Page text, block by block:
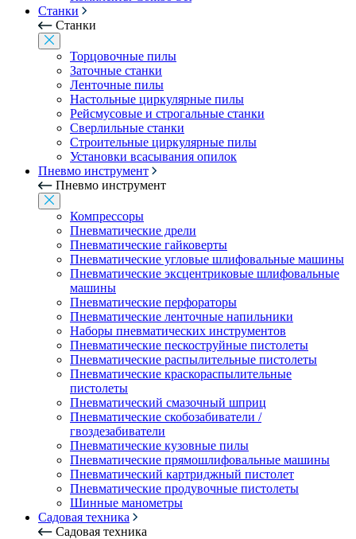
Станки
Станки
Торцовочные пилы
Заточные станки
Ленточные пилы
Настольные циркулярные пилы
Рейсмусовые и строгальные станки
Сверлильные станки
Строительные циркулярные пилы
Установки всасывания опилок
Пневмо инструмент
Пневмо инструмент
Компрессоры
Пневматические дрели
Пневматические гайковерты
Пневматические угловые шлифовальные машины
Пневматические эксцентриковые шлифовальные
машины
Пневматические перфораторы
Пневматические ленточные напильники
Наборы пневматических инструментов
Пневматические пескоструйные пистолеты
Пневматические распылительные пистолеты
Пневматические краскораспылительные
пистолеты
Пневматический смазочный шприц
Пневматические скобозабиватели /
гвоздезабиватели
Пневматические кузовные пилы
Пневматические прямошлифовальные машины
Пневматический картриджный пистолет
Пневматические продувочные пистолеты
Шинные манометры
Садовая техника
Садовая техника